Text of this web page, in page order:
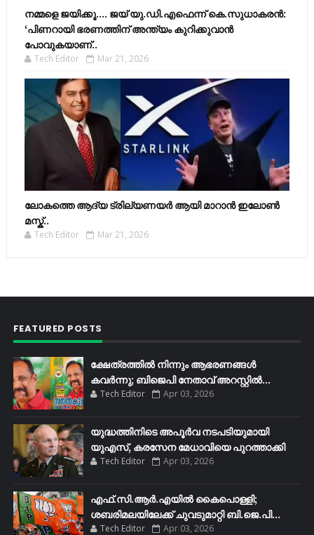
നമ്മളെ ജയിക്കൂ.... ജയ് യു.ഡി.എഫെന്ന് കെ.സുധാകരൻ:
‘പിണറായി ഭരണത്തിന് അന്ത്യം കുറിക്കുവാൻ
പോവുകയാണ്..
Tech Editor Mar 21, 2026
ലോകത്തെ ആദ്യ ട്രില്യണയർ ആയി മാറാൻ ഇലോൺ
മസ്ക്..
Tech Editor Mar 21, 2026
FEATURED POSTS
ക്ഷേത്രത്തിൽ നിന്നും ആഭരണങ്ങൾ
കവർന്നു; ബിജെപി നേതാവ് അറസ്റ്റിൽ...
Tech Editor Apr 03, 2026
യുദ്ധത്തിനിടെ അപൂർവ നടപടിയുമായി
യുഎസ്, കരസേന മേധാവിയെ പുറത്താക്കി
Tech Editor Apr 03, 2026
എഫ്​.സി.ആർ.എയിൽ കൈപൊള്ളി;
ശബരിമലയിലേക്ക്​ ചുവടുമാറ്റി ബി.ജെ.പി...
Tech Editor Apr 03, 2026